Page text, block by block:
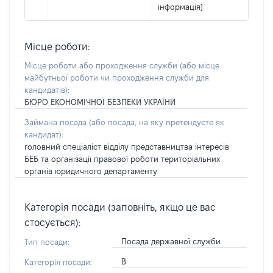
інформація]
Місце роботи:
Місце роботи або проходження служби (або місце
майбутньої роботи чи проходження служби для
кандидатів):
БЮРО ЕКОНОМІЧНОЇ БЕЗПЕКИ УКРАЇНИ
Займана посада (або посада, на яку претендуєте як
кандидат):
головний спеціаліст відділу представництва інтересів
БЕБ та організації правової роботи територіальних
органів юридичного департаменту
Категорія посади (заповніть, якщо це вас
стосується):
Тип посади: Посада державної служби
Категорія посади: В